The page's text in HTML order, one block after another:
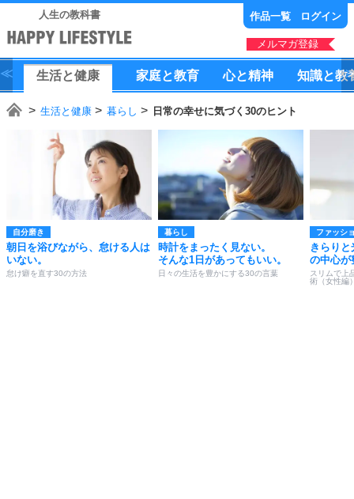
人生の教科書 作品一覧 ログイン
メルマガ登録
生活と健康 家庭と教育 心と精神 知識と教
生活と健康 暮らし 日常の幸せに気づく30のヒント
自分磨き
朝日を浴びながら、怠ける人は
いない。
怠け癖を直す30の方法
暮らし
時計をまったく見ない。
そんな1日があってもいい。
日々の生活を豊かにする30の言葉
ファッシ
きらり
の中心が
スリムで上
術（女性編